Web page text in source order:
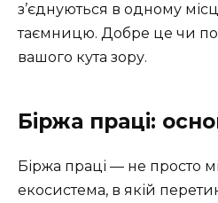
з’єднуються в одному
таємницю. Добре це чи
вашого кута зору.
Біржа праці:
Біржа праці — не просто
екосистема, в якій